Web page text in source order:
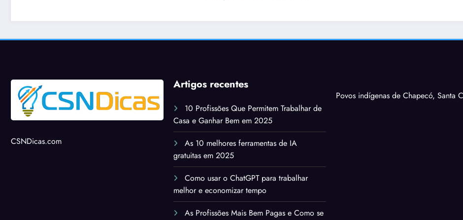
Artigos recentes
10 Profissões Que Permitem Trabalhar de
Casa e Ganhar Bem em 2025
As 10 melhores ferramentas de IA
gratuitas em 2025
Como usar o ChatGPT para trabalhar
melhor e economizar tempo